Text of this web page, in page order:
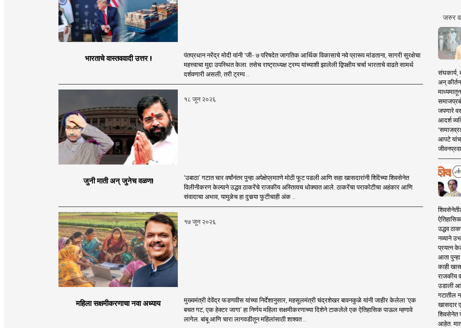
भारताचे वास्तववादी उत्तर !
पंतप्रधान नरेंद्र मोदी यांनी 'जी- ७ परिषदेत जागतिक आर्थिक विकासाचे नवे प्रारूप मांडताना, सागरी सुरक्षेचा
महत्त्वाचा मुद्दा उपस्थित केला. तसेच राष्ट्राध्यक्ष ट्रम्प यांच्याशी झालेली द्विपक्षीय चर्चा भारताचे वाढते सामर्थ
दर्शवणारी असली, तरी ट्रम्प ..
१८ जून २०२६
जुनी माती अन् जुनेच वळण!
‘उबाठा’ गटात चार वर्षांनंतर पुन्हा अपेक्षेप्रमााणे मोठी फूट पडली आणि सहा खासदारांनी शिंदेंच्या शिवसेनेत
विलीनीकरण केल्याने उद्धव ठाकरेंचे राजकीय अस्तित्वच धोक्यात आले. ठाकरेंचा पराकोटीचा अहंकार आणि
संवादाचा अभाव, यामुळेच हा दुसर्‍या फुटीचाही अंक ..
१७ जून २०२६
महिला सक्षमीकरणाचा नवा अध्याय
मुख्यमंत्री देवेंद्र फडणवीस यांच्या निर्देशानुसार, महसूलमंत्री चंद्रशेखर बावनकुळे यांनी जाहीर केलेला ‘एक
बचत गट, एक हेक्टर जागा’ हा निर्णय महिला सक्षमीकरणाच्या दिशेने टाकलेले एक ऐतिहासिक पाऊल म्हणावे
लागेल. बांबू आणि चारा लागवडीतून महिलांसाठी शाश्वत ..
जरुर
संघकार्य,
अन्
माध्यमातून
जपणारे
आदर्श
आपटे
उद्धव
नव्याने
प्रयत्न
आता
काही
राजकीय
उडाली
गटातील
खासदार
शिवसेनेत
आहेत.